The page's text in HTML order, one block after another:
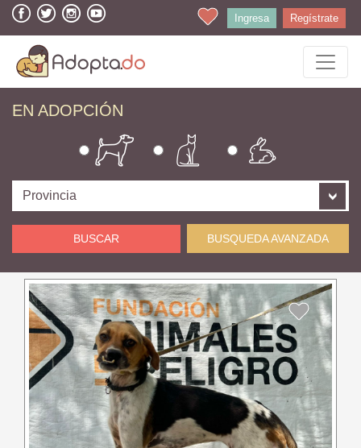
Ingresa Regístrate
EN ADOPCIÓN
BUSCAR BUSQUEDA AVANZADA